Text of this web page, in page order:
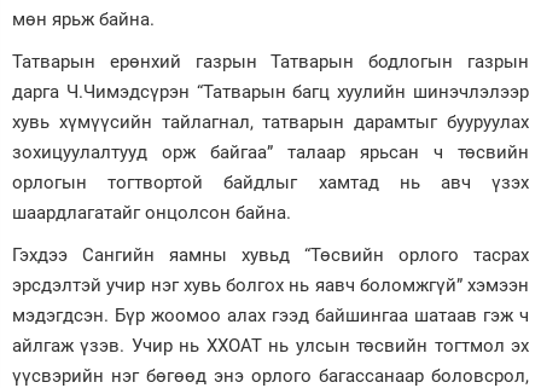
мөн ярьж байна.
Татварын ерөнхий газрын Татварын бодлогын газрын
дарга Ч.Чимэдсүрэн “Татварын багц хуулийн шинэчлэлээр
хувь хүмүүсийн тайлагнал, татварын дарамтыг бууруулах
зохицуулалтууд орж байгаа” талаар ярьсан ч төсвийн
орлогын тогтвортой байдлыг хамтад нь авч үзэх
шаардлагатайг онцолсон байна.
Гэхдээ Сангийн яамны хувьд “Төсвийн орлого тасрах
эрсдэлтэй учир нэг хувь болгох нь яавч боломжгүй” хэмээн
мэдэгдсэн. Бүр жоомоо алах гээд байшингаа шатаав гэж ч
айлгаж үзэв. Учир нь ХХОАТ нь улсын төсвийн тогтмол эх
үүсвэрийн нэг бөгөөд энэ орлого багассанаар боловсрол,